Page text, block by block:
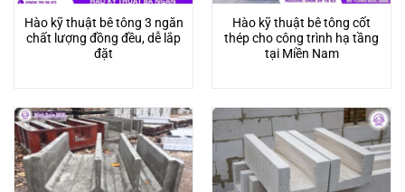
Hào kỹ thuật bê tông 3 ngăn
chất lượng đồng đều, dễ lắp
đặt
Hào kỹ thuật bê tông cốt
thép cho công trình hạ tầng
tại Miền Nam